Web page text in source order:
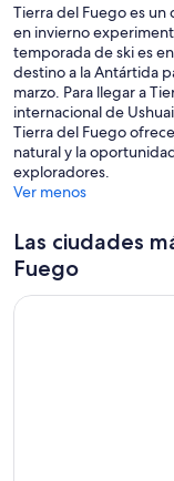
Tierra del Fuego es
en invierno
temporada de ski es
destino a la Antártida
marzo. Para llegar a
internacional de
Tierra del Fuego
natural y la
exploradores.
Ver menos
Las ciudades
Fuego